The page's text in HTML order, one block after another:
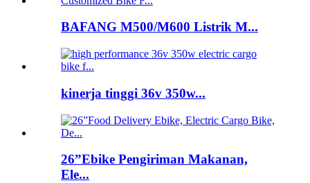
BAFANG M500/M600 Listrik M...
kinerja tinggi 36v 350w...
26”Ebike Pengiriman Makanan,
Ele...